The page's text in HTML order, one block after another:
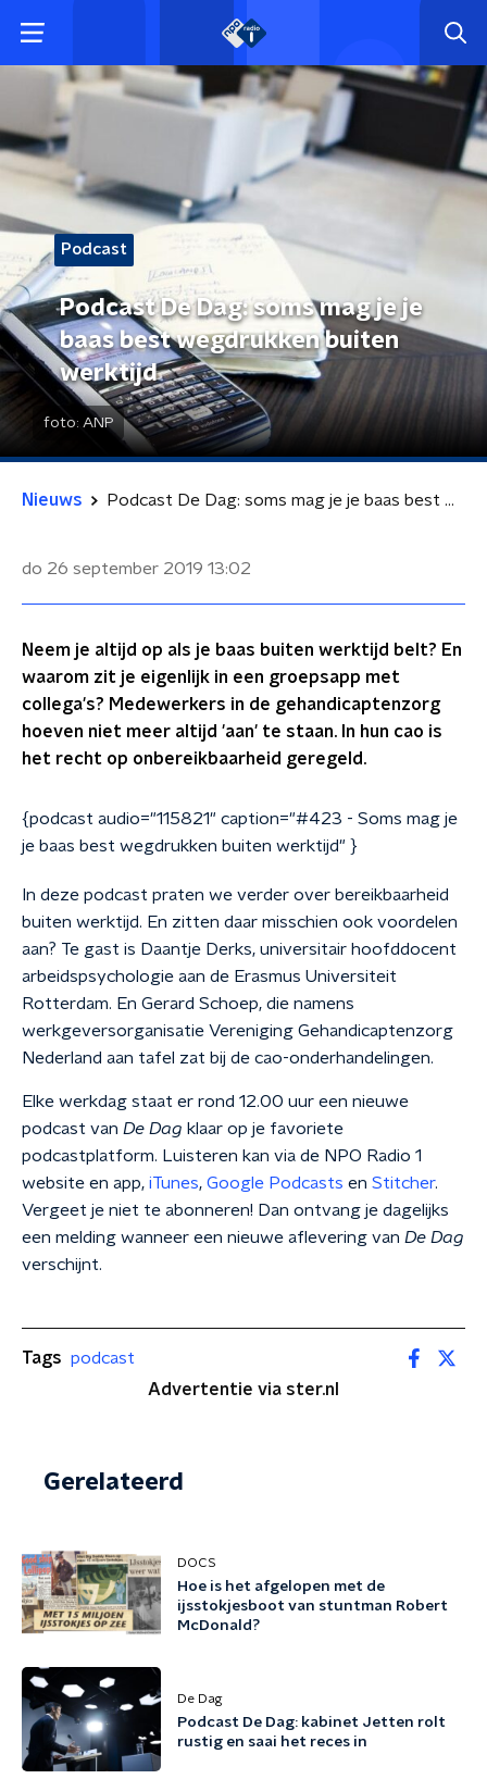
Podcast
Podcast De Dag: soms mag je je
baas best wegdrukken buiten
werktijd
foto: ANP
Nieuws Podcast De Dag: soms mag je je baas best wegdrukken buiten werktijd
do 26 september 2019 13:02
Neem je altijd op als je baas buiten werktijd belt? En
waarom zit je eigenlijk in een groepsapp met
collega's? Medewerkers in de gehandicaptenzorg
hoeven niet meer altijd 'aan' te staan. In hun cao is
het recht op onbereikbaarheid geregeld.
{podcast audio="115821" caption="#423 - Soms mag je
je baas best wegdrukken buiten werktijd" }
In deze podcast praten we verder over bereikbaarheid
buiten werktijd. En zitten daar misschien ook voordelen
aan? Te gast is Daantje Derks, universitair hoofddocent
arbeidspsychologie aan de Erasmus Universiteit
Rotterdam. En Gerard Schoep, die namens
werkgeversorganisatie Vereniging Gehandicaptenzorg
Nederland aan tafel zat bij de cao-onderhandelingen.
Elke werkdag staat er rond 12.00 uur een nieuwe
podcast van De Dag klaar op je favoriete
podcastplatform. Luisteren kan via de NPO Radio 1
website en app, iTunes, Google Podcasts en Stitcher.
Vergeet je niet te abonneren! Dan ontvang je dagelijks
een melding wanneer een nieuwe aflevering van De Dag
verschijnt.
Tags podcast
Advertentie via ster.nl
Gerelateerd
DOCS
Hoe is het afgelopen met de
ijsstokjesboot van stuntman Robert
McDonald?
De Dag
Podcast De Dag: kabinet Jetten rolt
rustig en saai het reces in